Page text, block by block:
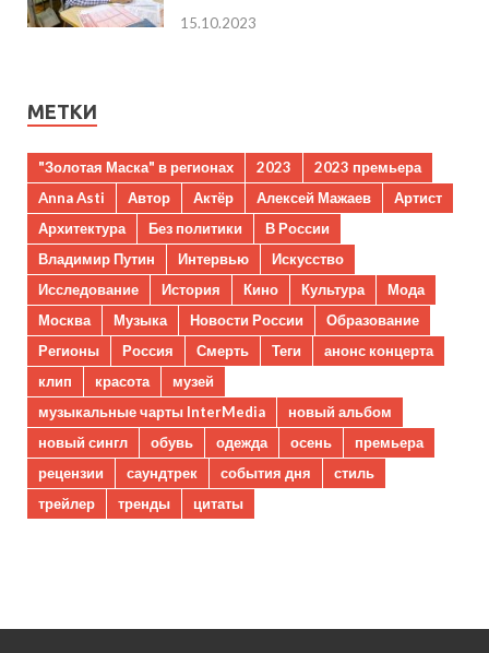
15.10.2023
МЕТКИ
"Золотая Маска" в регионах 2023
2023 премьера
Anna Asti
Автор Актёр Алексей Мажаев
Артист
Архитектура
Без политики
В России
Владимир Путин
Интервью
Искусство
Исследование
История Кино Культура
Мода
Москва
Музыка Новости России
Образование
Регионы
Россия Смерть Теги
анонс концерта
клип
красота
музей
музыкальные чарты InterMedia
новый альбом
новый сингл
обувь одежда осень
премьера
рецензии
саундтрек события дня
стиль
трейлер
тренды цитаты